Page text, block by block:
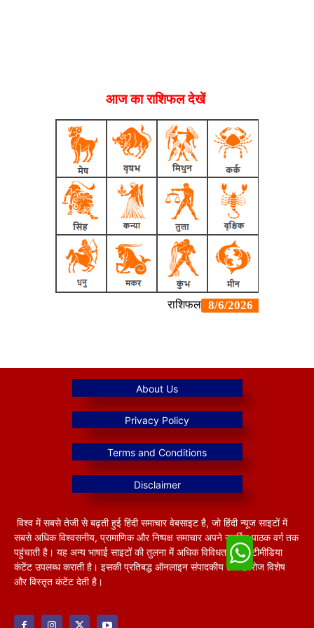
आज का राशिफल देखें
विश्व में सबसे तेजी से बढ़ती हुई हिंदी समाचार वेबसाइट है, जो हिंदी न्यूज साइटों में
सबसे अधिक विश्वसनीय, प्रामाणिक और निष्पक्ष समाचार अपने समर्पित पाठक वर्ग तक
पहुंचाती है। यह अन्य भाषाई साइटों की तुलना में अधिक विविधतापूर्ण मल्टीमीडिया
कंटेंट उपलब्ध कराती है। इसकी प्रतिबद्ध ऑनलाइन संपादकीय टीम हररोज विशेष
और विस्तृत कंटेंट देती है।